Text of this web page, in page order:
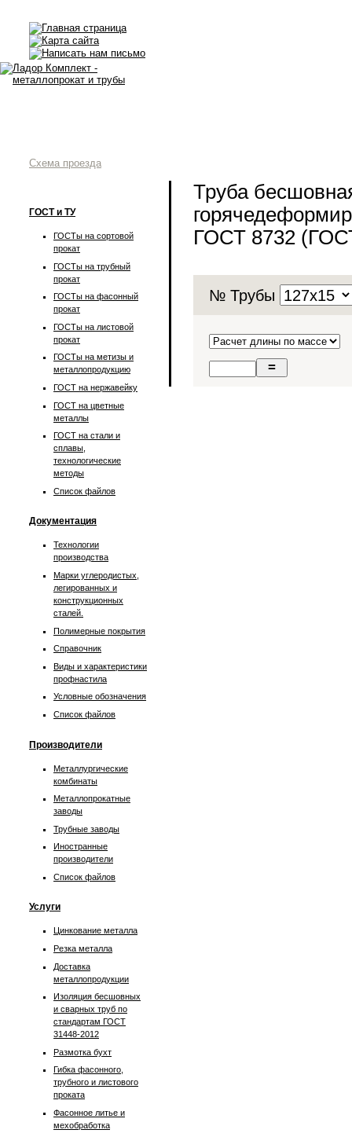
Схема проезда
ГОСТ и ТУ
ГОСТы на сортовой
прокат
ГОСТы на трубный
прокат
ГОСТы на фасонный
прокат
ГОСТы на листовой
прокат
ГОСТы на метизы и
металлопродукцию
ГОСТ на нержавейку
ГОСТ на цветные
металлы
ГОСТ на стали и
сплавы,
технологические
методы
Список файлов
Документация
Технологии
производства
Марки углеродистых,
легированных и
конструкционных
сталей.
Полимерные покрытия
Справочник
Виды и характеристики
профнастила
Условные обозначения
Список файлов
Производители
Металлургические
комбинаты
Металлопрокатные
заводы
Трубные заводы
Иностранные
производители
Список файлов
Услуги
Цинкование металла
Резка металла
Доставка
металлопродукции
Изоляция бесшовных
и сварных труб по
стандартам ГОСТ
31448-2012
Размотка бухт
Гибка фасонного,
трубного и листового
проката
Фасонное литье и
мехобработка
Труба
ГОСТ 8732
№ Трубы